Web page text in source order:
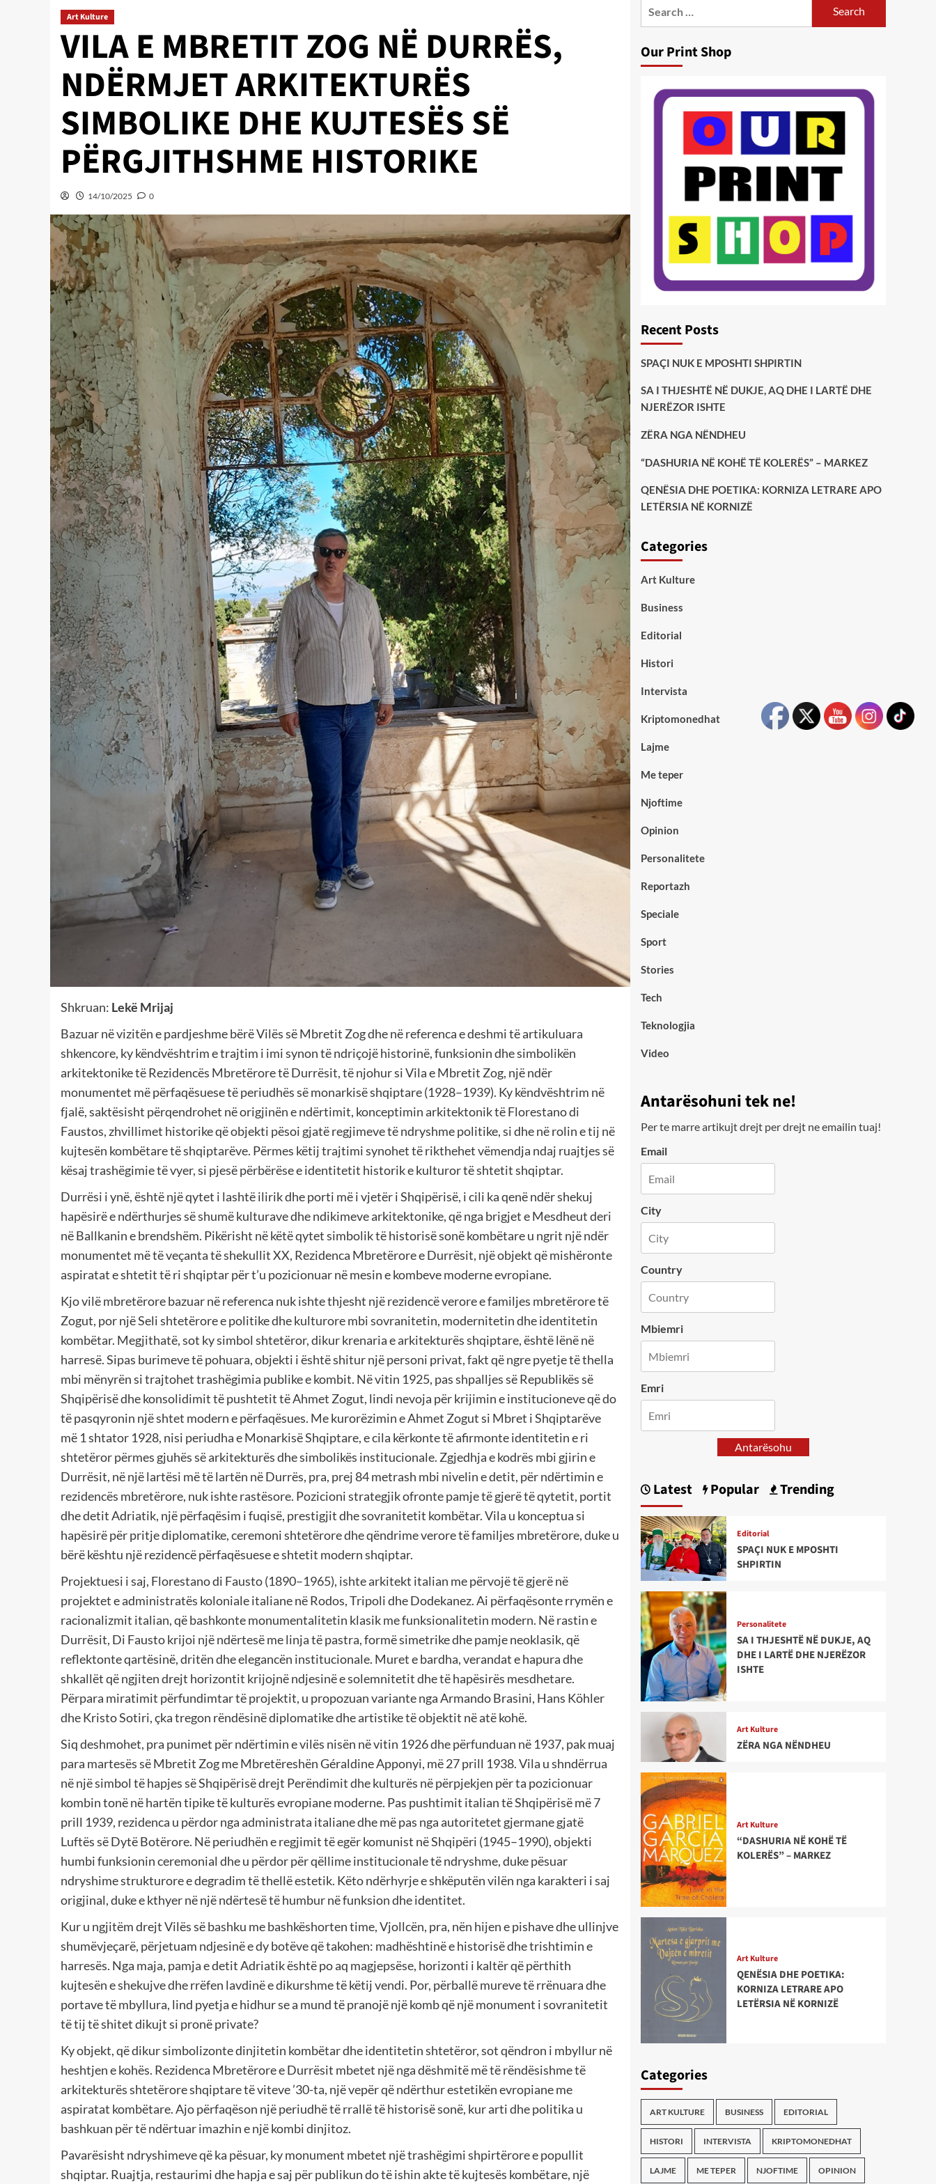
Art Kulture
VILA E MBRETIT ZOG NË DURRËS,
NDËRMJET ARKITEKTURËS
SIMBOLIKE DHE KUJTESËS SË
PËRGJITHSHME HISTORIKE
14/10/2025 0
Shkruan: Lekë Mrijaj
Bazuar në vizitën e pardjeshme bërë Vilës së Mbretit Zog dhe në referenca e deshmi të artikuluara
shkencore, ky këndvështrim e trajtim i imi synon të ndriçojë historinë, funksionin dhe simbolikën
arkitektonike të Rezidencës Mbretërore të Durrësit, të njohur si Vila e Mbretit Zog, një ndër
monumentet më përfaqësuese të periudhës së monarkisë shqiptare (1928–1939). Ky këndvështrim në
fjalë, saktësisht përqendrohet në origjinën e ndërtimit, konceptimin arkitektonik të Florestano di
Faustos, zhvillimet historike që objekti pësoi gjatë regjimeve të ndryshme politike, si dhe në rolin e tij në
kujtesën kombëtare të shqiptarëve. Përmes këtij trajtimi synohet të rikthehet vëmendja ndaj ruajtjes së
kësaj trashëgimie të vyer, si pjesë përbërëse e identitetit historik e kulturor të shtetit shqiptar.
Durrësi i ynë, është një qytet i lashtë ilirik dhe porti më i vjetër i Shqipërisë, i cili ka qenë ndër shekuj
hapësirë e ndërthurjes së shumë kulturave dhe ndikimeve arkitektonike, që nga brigjet e Mesdheut deri
në Ballkanin e brendshëm. Pikërisht në këtë qytet simbolik të historisë sonë kombëtare u ngrit një ndër
monumentet më të veçanta të shekullit XX, Rezidenca Mbretërore e Durrësit, një objekt që mishëronte
aspiratat e shtetit të ri shqiptar për t’u pozicionuar në mesin e kombeve moderne evropiane.
Kjo vilë mbretërore bazuar në referenca nuk ishte thjesht një rezidencë verore e familjes mbretërore të
Zogut, por një Seli shtetërore e politike dhe kulturore mbi sovranitetin, modernitetin dhe identitetin
kombëtar. Megjithatë, sot ky simbol shtetëror, dikur krenaria e arkitekturës shqiptare, është lënë në
harresë. Sipas burimeve të pohuara, objekti i është shitur një personi privat, fakt që ngre pyetje të thella
mbi mënyrën si trajtohet trashëgimia publike e kombit. Në vitin 1925, pas shpalljes së Republikës së
Shqipërisë dhe konsolidimit të pushtetit të Ahmet Zogut, lindi nevoja për krijimin e institucioneve që do
të pasqyronin një shtet modern e përfaqësues. Me kurorëzimin e Ahmet Zogut si Mbret i Shqiptarëve
më 1 shtator 1928, nisi periudha e Monarkisë Shqiptare, e cila kërkonte të afirmonte identitetin e ri
shtetëror përmes gjuhës së arkitekturës dhe simbolikës institucionale. Zgjedhja e kodrës mbi gjirin e
Durrësit, në një lartësi më të lartën në Durrës, pra, prej 84 metrash mbi nivelin e detit, për ndërtimin e
rezidencës mbretërore, nuk ishte rastësore. Pozicioni strategjik ofronte pamje të gjerë të qytetit, portit
dhe detit Adriatik, një përfaqësim i fuqisë, prestigjit dhe sovranitetit kombëtar. Vila u konceptua si
hapësirë për pritje diplomatike, ceremoni shtetërore dhe qëndrime verore të familjes mbretërore, duke u
bërë kështu një rezidencë përfaqësuese e shtetit modern shqiptar.
Projektuesi i saj, Florestano di Fausto (1890–1965), ishte arkitekt italian me përvojë të gjerë në
projektet e administratës koloniale italiane në Rodos, Tripoli dhe Dodekanez. Ai përfaqësonte rrymën e
racionalizmit italian, që bashkonte monumentalitetin klasik me funksionalitetin modern. Në rastin e
Durrësit, Di Fausto krijoi një ndërtesë me linja të pastra, formë simetrike dhe pamje neoklasik, që
reflektonte qartësinë, dritën dhe elegancën institucionale. Muret e bardha, verandat e hapura dhe
shkallët që ngjiten drejt horizontit krijojnë ndjesinë e solemnitetit dhe të hapësirës mesdhetare.
Përpara miratimit përfundimtar të projektit, u propozuan variante nga Armando Brasini, Hans Köhler
dhe Kristo Sotiri, çka tregon rëndësinë diplomatike dhe artistike të objektit në atë kohë.
Siq deshmohet, pra punimet për ndërtimin e vilës nisën në vitin 1926 dhe përfunduan në 1937, pak muaj
para martesës së Mbretit Zog me Mbretëreshën Géraldine Apponyi, më 27 prill 1938. Vila u shndërrua
në një simbol të hapjes së Shqipërisë drejt Perëndimit dhe kulturës në përpjekjen për ta pozicionuar
kombin tonë në hartën tipike të kulturës evropiane moderne. Pas pushtimit italian të Shqipërisë më 7
prill 1939, rezidenca u përdor nga administrata italiane dhe më pas nga autoritetet gjermane gjatë
Luftës së Dytë Botërore. Në periudhën e regjimit të egër komunist në Shqipëri (1945–1990), objekti
humbi funksionin ceremonial dhe u përdor për qëllime institucionale të ndryshme, duke pësuar
ndryshime strukturore e degradim të thellë estetik. Këto ndërhyrje e shkëputën vilën nga karakteri i saj
origjinal, duke e kthyer në një ndërtesë të humbur në funksion dhe identitet.
Kur u ngjitëm drejt Vilës së bashku me bashkëshorten time, Vjollcën, pra, nën hijen e pishave dhe ullinjve
shumëvjeçarë, përjetuam ndjesinë e dy botëve që takohen: madhështinë e historisë dhe trishtimin e
harresës. Nga maja, pamja e detit Adriatik është po aq magjepsëse, horizonti i kaltër që përthith
kujtesën e shekujve dhe rrëfen lavdinë e dikurshme të këtij vendi. Por, përballë mureve të rrënuara dhe
portave të mbyllura, lind pyetja e hidhur se a mund të pranojë një komb që një monument i sovranitetit
të tij të shitet dikujt si pronë private?
Ky objekt, që dikur simbolizonte dinjitetin kombëtar dhe identitetin shtetëror, sot qëndron i mbyllur në
heshtjen e kohës. Rezidenca Mbretërore e Durrësit mbetet një nga dëshmitë më të rëndësishme të
arkitekturës shtetërore shqiptare të viteve ’30-ta, një vepër që ndërthur estetikën evropiane me
aspiratat kombëtare. Ajo përfaqëson një periudhë të rrallë të historisë sonë, kur arti dhe politika u
bashkuan për të ndërtuar imazhin e një kombi dinjitoz.
Pavarësisht ndryshimeve që ka pësuar, ky monument mbetet një trashëgimi shpirtërore e popullit
shqiptar. Ruajtja, restaurimi dhe hapja e saj për publikun do të ishin akte të kujtesës kombëtare, një
Our Print Shop
Recent Posts
SPAÇI NUK E MPOSHTI SHPIRTIN
SA I THJESHTË NË DUKJE, AQ DHE I LARTË DHE
NJERËZOR ISHTE
ZËRA NGA NËNDHEU
“DASHURIA NË KOHË TË KOLERËS” – MARKEZ
QENËSIA DHE POETIKA: KORNIZA LETRARE APO
LETËRSIA NË KORNIZË
Categories
Art Kulture
Business
Editorial
Histori
Intervista
Kriptomonedhat
Lajme
Me teper
Njoftime
Opinion
Personalitete
Reportazh
Speciale
Sport
Stories
Tech
Teknologjia
Video
Antarësohuni tek ne!
Per te marre artikujt drejt per drejt ne emailin tuaj!
Email
City
Country
Mbiemri
Emri
Antarësohu
Latest Popular Trending
Editorial
SPAÇI NUK E MPOSHTI
SHPIRTIN
Personalitete
SA I THJESHTË NË DUKJE, AQ
DHE I LARTË DHE NJERËZOR
ISHTE
Art Kulture
ZËRA NGA NËNDHEU
Art Kulture
“DASHURIA NË KOHË TË
KOLERËS” – MARKEZ
Art Kulture
QENËSIA DHE POETIKA:
KORNIZA LETRARE APO
LETËRSIA NË KORNIZË
Categories
ART KULTURE BUSINESS EDITORIAL
HISTORI INTERVISTA KRIPTOMONEDHAT
LAJME ME TEPER NJOFTIME OPINION